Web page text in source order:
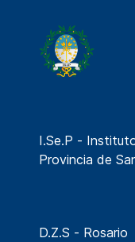
I.Se.P -
Provincia de
D.Z.S - Rosario